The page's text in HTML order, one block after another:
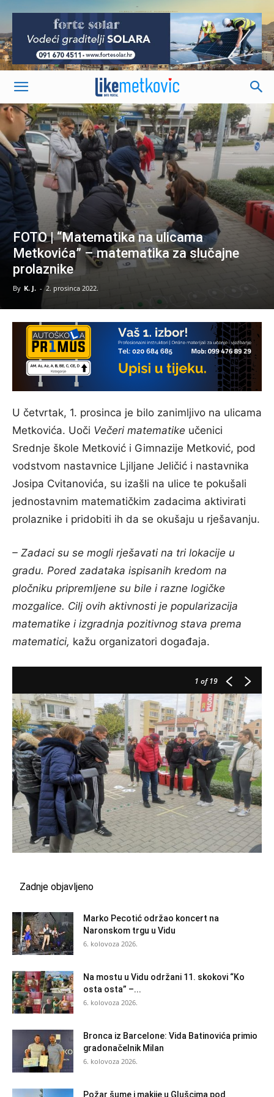
-
FOTO | “Matematika na ulicama
Metkovića” – matematika za slučajne
prolaznike
By K. J. - 2. prosinca 2022.
U četvrtak, 1. prosinca je bilo zanimljivo na ulicama
Metkovića. Uoči Večeri matematike učenici
Srednje škole Metković i Gimnazije Metković, pod
vodstvom nastavnice Ljiljane Jeličić i nastavnika
Josipa Cvitanovića, su izašli na ulice te pokušali
jednostavnim matematičkim zadacima aktivirati
prolaznike i pridobiti ih da se okušaju u rješavanju.
– Zadaci su se mogli rješavati na tri lokacije u
gradu. Pored zadataka ispisanih kredom na
pločniku pripremljene su bile i razne logičke
mozgalice. Cilj ovih aktivnosti je popularizacija
matematike i izgradnja pozitivnog stava prema
matematici, kažu organizatori događaja.
1 of 19
Zadnje objavljeno
Marko Pecotić održao koncert na
Naronskom trgu u Vidu
6. kolovoza 2026.
Na mostu u Vidu održani 11. skokovi “Ko
osta osta” –...
6. kolovoza 2026.
Bronca iz Barcelone: Vida Batinovića primio
gradonačelnik Milan
6. kolovoza 2026.
Požar šume i makije u Glušcima pod